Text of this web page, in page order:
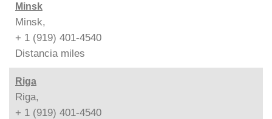
Minsk
Minsk,
+ 1 (919) 401-4540
Distancia miles
Riga
Riga,
+ 1 (919) 401-4540